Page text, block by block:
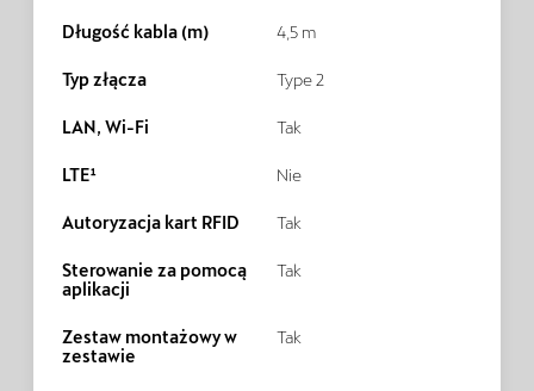
Długość kabla (m) 4,5 m
Typ złącza Type 2
LAN, Wi-Fi Tak
LTE¹ Nie
Autoryzacja kart RFID Tak
Sterowanie za pomocą
aplikacji
Tak
Zestaw montażowy w
zestawie
Tak